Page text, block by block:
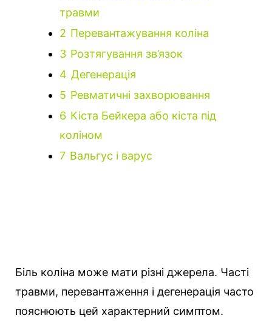
травми
2 Перевантажування коліна
3 Розтягування зв’язок
4 Дегенерація
5 Ревматичні захворювання
6 Кіста Бейкера або кіста під
коліном
7 Вальгус і варус
Біль коліна може мати різні джерела. Часті
травми, перевантаження і дегенерація часто
пояснюють цей характерний симптом.